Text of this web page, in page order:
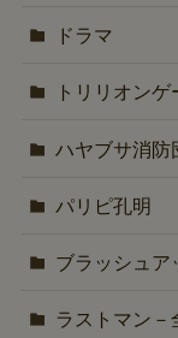
ドラマ
トリリオンゲ
ハヤブサ消防
パリピ孔明
ブラッシュア
ラストマン－